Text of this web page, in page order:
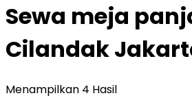
Sewa meja
Cilandak
Menampilkan 4 Hasil